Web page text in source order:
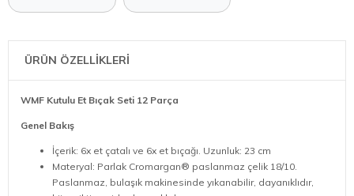
ÜRÜN ÖZELLİKLERİ
WMF Kutulu Et Bıçak Seti 12 Parça
Genel Bakış
İçerik: 6x et çatalı ve 6x et bıçağı. Uzunluk: 23 cm
Materyal: Parlak Cromargan® paslanmaz çelik 18/10.
Paslanmaz, bulaşık makinesinde yıkanabilir, dayanıklıdır,